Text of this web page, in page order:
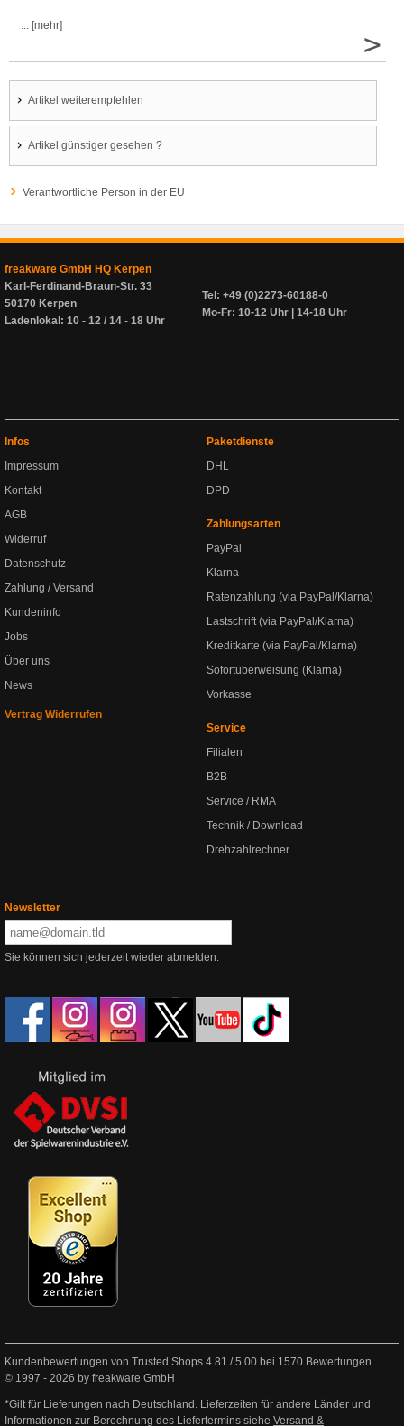
... [mehr]
>
Artikel weiterempfehlen
Artikel günstiger gesehen ?
Verantwortliche Person in der EU
freakware GmbH HQ Kerpen
Karl-Ferdinand-Braun-Str. 33
50170 Kerpen
Ladenlokal: 10 - 12 / 14 - 18 Uhr
Tel: +49 (0)2273-60188-0
Mo-Fr: 10-12 Uhr | 14-18 Uhr
Infos
Impressum
Kontakt
AGB
Widerruf
Datenschutz
Zahlung / Versand
Kundeninfo
Jobs
Über uns
News
Vertrag Widerrufen
Paketdienste
DHL
DPD
Zahlungsarten
PayPal
Klarna
Ratenzahlung (via PayPal/Klarna)
Lastschrift (via PayPal/Klarna)
Kreditkarte (via PayPal/Klarna)
Sofortüberweisung (Klarna)
Vorkasse
Service
Filialen
B2B
Service / RMA
Technik / Download
Drehzahlrechner
Newsletter
Sie können sich jederzeit wieder abmelden.
Kundenbewertungen von Trusted Shops 4.81 /5.00 bei 1570 Bewertungen
© 1997 - 2026 by freakware GmbH
*Gilt für Lieferungen nach Deutschland. Lieferzeiten für andere Länder und
Informationen zur Berechnung des Liefertermins siehe Versand &